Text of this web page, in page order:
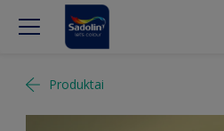
Produktai